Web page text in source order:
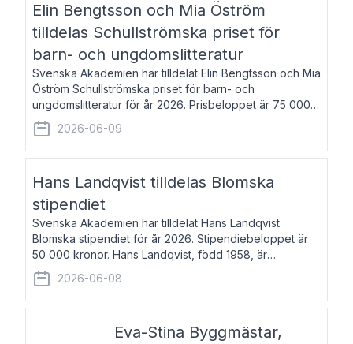
Elin Bengtsson och Mia Öström
tilldelas Schullströmska priset för
barn- och ungdomslitteratur
Svenska Akademien har tilldelat Elin Bengtsson och Mia
Öström Schullströmska priset för barn- och
ungdomslitteratur för år 2026. Prisbeloppet är 75 000
kronor vardera. Elin Bengtsson, född 1987, är författare
och forskare i genusvetenskap.
2026-06-09
Hans Landqvist tilldelas Blomska
stipendiet
Svenska Akademien har tilldelat Hans Landqvist
Blomska stipendiet för år 2026. Stipendiebeloppet är
50 000 kronor. Hans Landqvist, född 1958, är
professor i svenska vid Göteborgs universitet. Han
disputerade år 2000 på avhandlingen Författn
2026-06-08
Eva-Stina Byggmästar,